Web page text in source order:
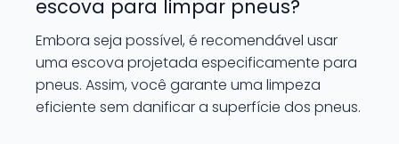
escova para limpar pneus?
Embora seja possível, é recomendável usar
uma escova projetada especificamente para
pneus. Assim, você garante uma limpeza
eficiente sem danificar a superfície dos pneus.